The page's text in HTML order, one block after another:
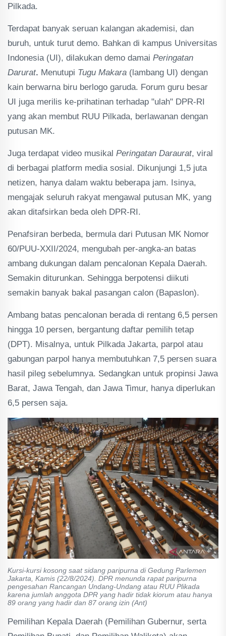
Pilkada.
Terdapat banyak seruan kalangan akademisi, dan
buruh, untuk turut demo. Bahkan di kampus Universitas
Indonesia (UI), dilakukan demo damai Peringatan
Darurat. Menutupi Tugu Makara (lambang UI) dengan
kain berwarna biru berlogo garuda. Forum guru besar
UI juga merilis ke-prihatinan terhadap "ulah" DPR-RI
yang akan membut RUU Pilkada, berlawanan dengan
putusan MK.
Juga terdapat video musikal Peringatan Daraurat, viral
di berbagai platform media sosial. Dikunjungi 1,5 juta
netizen, hanya dalam waktu beberapa jam. Isinya,
mengajak seluruh rakyat mengawal putusan MK, yang
akan ditafsirkan beda oleh DPR-RI.
Penafsiran berbeda, bermula dari Putusan MK Nomor
60/PUU-XXII/2024, mengubah per-angka-an batas
ambang dukungan dalam pencalonan Kepala Daerah.
Semakin diturunkan. Sehingga berpotensi diikuti
semakin banyak bakal pasangan calon (Bapaslon).
Ambang batas pencalonan berada di rentang 6,5 persen
hingga 10 persen, bergantung daftar pemilih tetap
(DPT). Misalnya, untuk Pilkada Jakarta, parpol atau
gabungan parpol hanya membutuhkan 7,5 persen suara
hasil pileg sebelumnya. Sedangkan untuk propinsi Jawa
Barat, Jawa Tengah, dan Jawa Timur, hanya diperlukan
6,5 persen saja.
Kursi-kursi kosong saat sidang paripurna di Gedung Parlemen
Jakarta, Kamis (22/8/2024). DPR menunda rapat paripurna
pengesahan Rancangan Undang-Undang atau RUU Plikada
karena jumlah anggota DPR yang hadir tidak kiorum atau hanya
89 orang yang hadir dan 87 orang izin (Ant)
Pemilihan Kepala Daerah (Pemilihan Gubernur, serta